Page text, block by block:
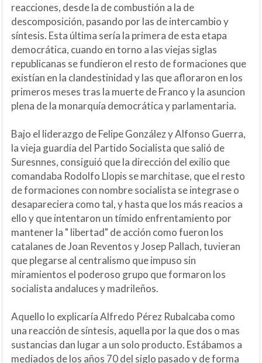
reacciones, desde la de combustión a la de
descomposición, pasando por las de intercambio y
síntesis. Esta última sería la primera de esta etapa
democrática, cuando en torno a las viejas siglas
republicanas se fundieron el resto de formaciones que
existían en la clandestinidad y las que afloraron en los
primeros meses tras la muerte de Franco y la asuncion
plena de la monarquía democrática y parlamentaria.
Bajo el liderazgo de Felipe González y Alfonso Guerra,
la vieja guardia del Partido Socialista que salió de
Suresnnes, consiguió que la dirección del exilio que
comandaba Rodolfo Llopis se marchitase, que el resto
de formaciones con nombre socialista se integrase o
desapareciera como tal, y hasta que los más reacios a
ello y que intentaron un tímido enfrentamiento por
mantener la " libertad" de acción como fueron los
catalanes de Joan Reventos y Josep Pallach, tuvieran
que plegarse al centralismo que impuso sin
miramientos el poderoso grupo que formaron los
socialista andaluces y madrileños.
Aquello lo explicaría Alfredo Pérez Rubalcaba como
una reacción de síntesis, aquella por la que dos o mas
sustancias dan lugar a un solo producto. Estábamos a
mediados de los años 70 del siglo pasado y de forma